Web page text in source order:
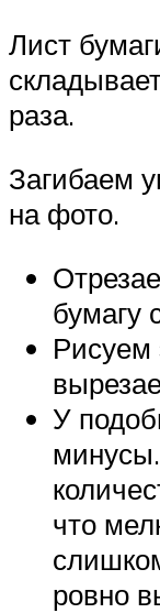
Лист
раза.
Загибаем
на фото​.
бумагу
Рисуем
У
что
ровно